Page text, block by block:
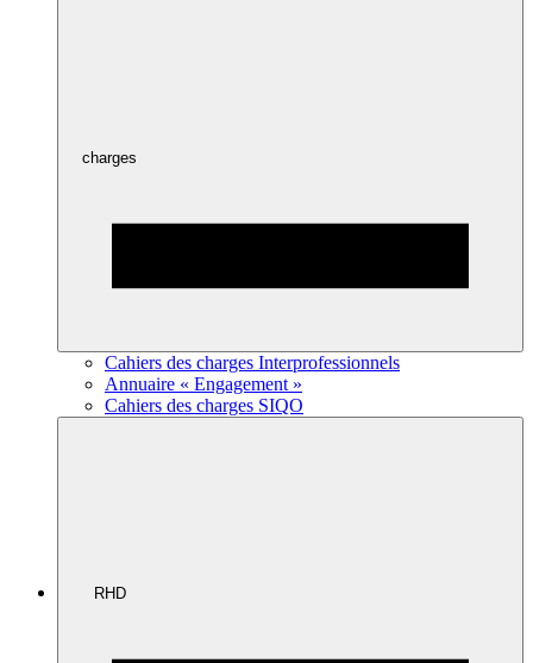
charges
Cahiers des charges Interprofessionnels
Annuaire « Engagement »
Cahiers des charges SIQO
RHD